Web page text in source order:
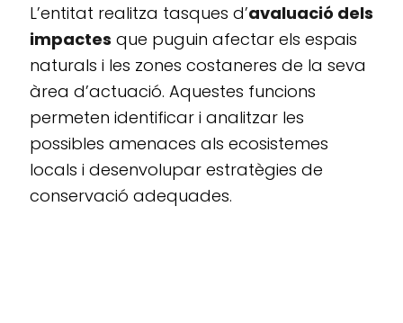
L’entitat realitza tasques d’avaluació dels
impactes que puguin afectar els espais
naturals i les zones costaneres de la seva
àrea d’actuació. Aquestes funcions
permeten identificar i analitzar les
possibles amenaces als ecosistemes
locals i desenvolupar estratègies de
conservació adequades.